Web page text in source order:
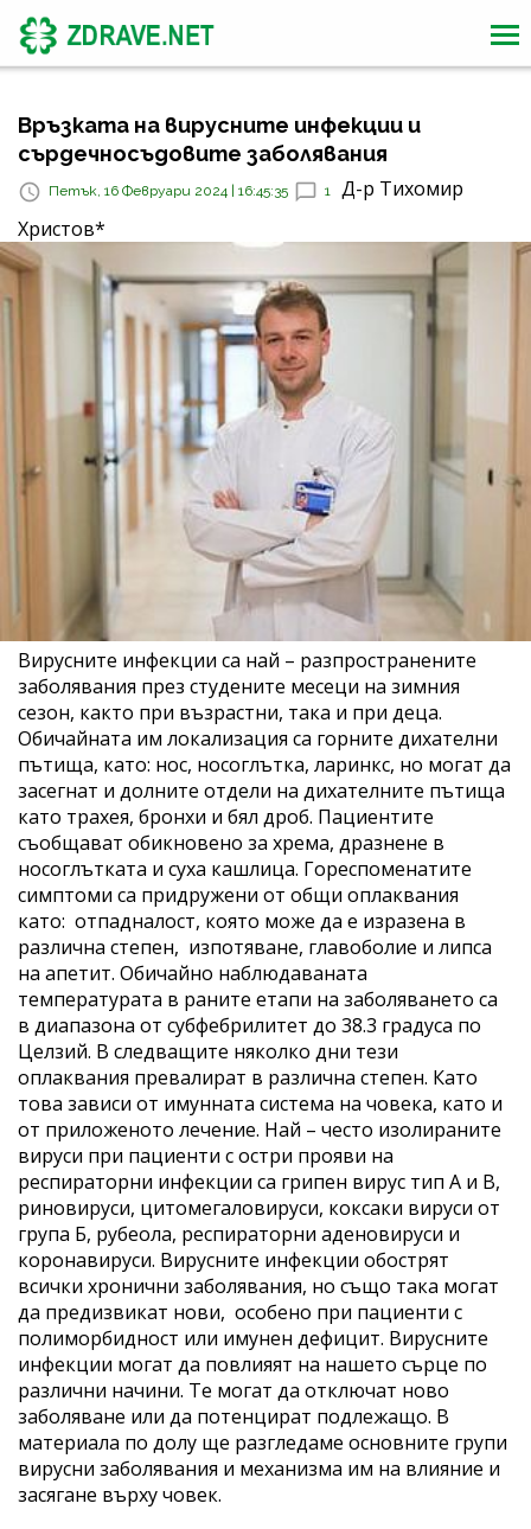
Връзката на вирусните инфекции и
сърдечносъдовите заболявания
Петък, 16 Февруари 2024 | 16:45:35 1
Д-р Тихомир
Христов*
Вирусните инфекции са най – разпространените
заболявания през студените месеци на зимния
сезон, както при възрастни, така и при деца.
Обичайната им локализация са горните дихателни
пътища, като: нос, носоглътка, ларинкс, но могат да
засегнат и долните отдели на дихателните пътища
като трахея, бронхи и бял дроб. Пациентите
съобщават обикновено за хрема, дразнене в
носоглътката и суха кашлица. Гореспоменатите
симптоми са придружени от общи оплаквания
като: отпадналост, която може да е изразена в
различна степен, изпотяване, главоболие и липса
на апетит. Обичайно наблюдаваната
температурата в раните етапи на заболяването са
в диапазона от субфебрилитет до 38.3 градуса по
Целзий. В следващите няколко дни тези
оплаквания превалират в различна степен. Като
това зависи от имунната система на човека, като и
от приложеното лечение. Най – често изолираните
вируси при пациенти с остри прояви на
респираторни инфекции са грипен вирус тип А и В,
риновируси, цитомегаловируси, коксаки вируси от
група Б, рубеола, респираторни аденовируси и
коронавируси. Вирусните инфекции обострят
всички хронични заболявания, но също така могат
да предизвикат нови, особено при пациенти с
полиморбидност или имунен дефицит. Вирусните
инфекции могат да повлияят на нашето сърце по
различни начини. Те могат да отключат ново
заболяване или да потенцират подлежащо. В
материала по долу ще разгледаме основните групи
вирусни заболявания и механизма им на влияние и
засягане върху човек.